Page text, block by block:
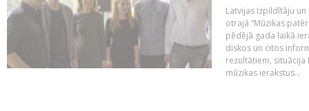
Latvijas Izpildītāju
otrajā “Mūzikas
pēdējā gada laikā
diskos un citos
rezultātiem, situācija
mūzikas ierakstus...